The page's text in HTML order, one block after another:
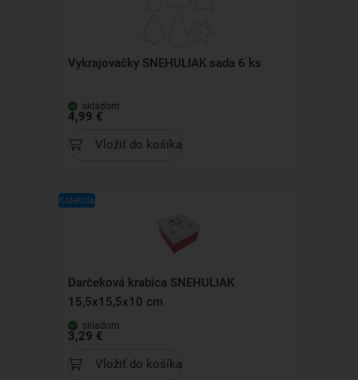
Vykrajovačky SNEHULIAK sada 6 ks
skladom
4,99 €
Vložiť do košíka
Kolekcia
Darčeková krabica SNEHULIAK
15,5x15,5x10 cm
skladom
3,29 €
Vložiť do košíka